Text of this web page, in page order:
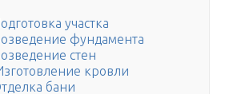
участка
фундамента
стен
кровли
бани